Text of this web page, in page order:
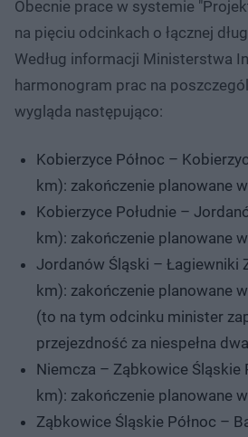
Obecnie prace w systemie
na pięciu odcinkach o łącznej
Według informacji Ministerstwa
harmonogram prac na
wygląda następująco:
Kobierzyce Północ –
km): zakończenie planowane
Kobierzyce Południe –
km): zakończenie planowane
Jordanów Śląski – Łagiewniki
km): zakończenie planowane
(to na tym odcinku minister
przejezdność za niespełna
Niemcza – Ząbkowice Śląskie
km): zakończenie planowane
Ząbkowice Śląskie Północ –